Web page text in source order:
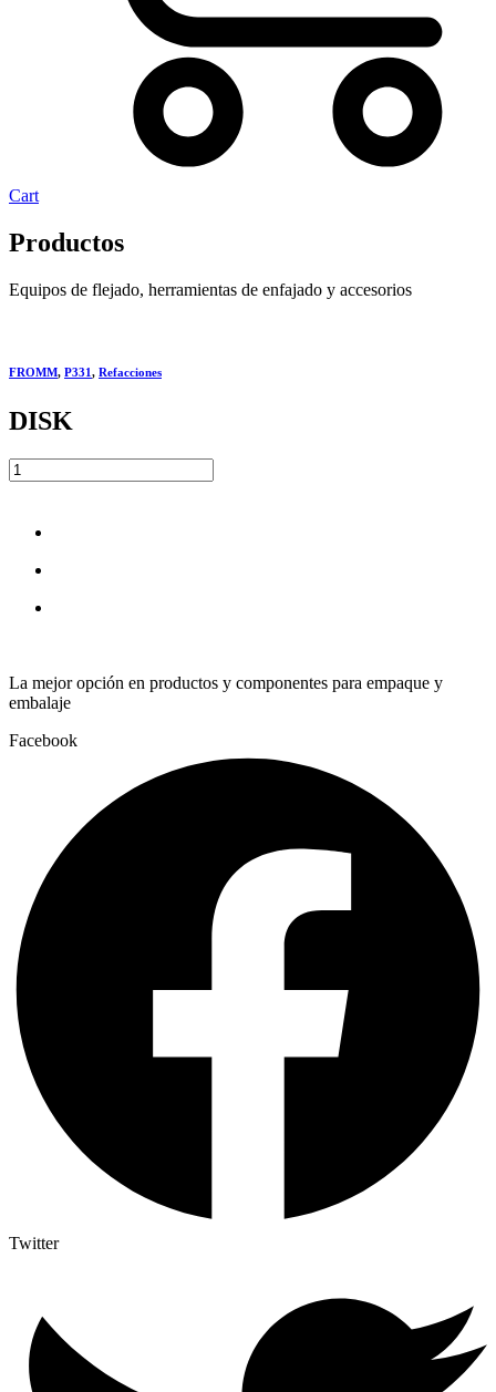
Cart
Productos
Equipos de flejado, herramientas de enfajado y accesorios
FROMM, P331, Refacciones
DISK
DISK
quantity
La mejor opción en productos y componentes para empaque y
embalaje
Facebook
Twitter